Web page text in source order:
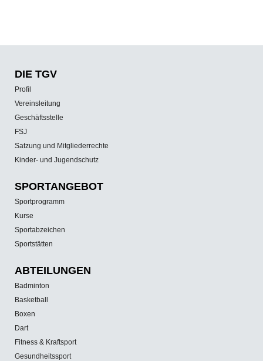
DIE TGV
Profil
Vereinsleitung
Geschäftsstelle
FSJ
Satzung und Mitgliederrechte
Kinder- und Jugendschutz
SPORT­ANGEBOT
Sportprogramm
Kurse
Sportabzeichen
Sportstätten
ABTEILUNGEN
Badminton
Basketball
Boxen
Dart
Fitness & Kraftsport
Gesundheitssport